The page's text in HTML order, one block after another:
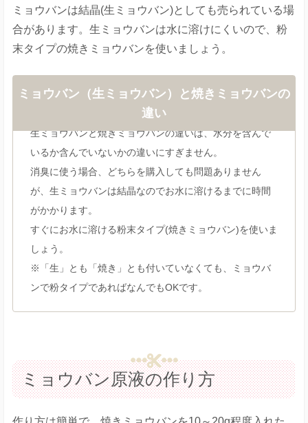
ミョウバンは結晶(生ミョウバン)としても売られている場
合があります。生ミョウバンは水に溶けにくいので、粉
末タイプの焼きミョウバンを使いましょう。
ミョウバン（生ミョウバン）と焼きミョウバンの
違い
生ミョウバンと焼きミョウバンの違いは、水分を含んで
いるか含んでいないかの違いにすぎません。
消臭に使う場合、どちらを購入しても問題ありません
が、生ミョウバンは結晶なのでお水に溶けるまでに時間
がかかります。
すぐにお水に溶ける粉末タイプ(焼きミョウバン)を使いま
しょう。
※「生」とも「焼き」とも付いていなくても、ミョウバ
ンで粉タイプであればなんでもOKです。
ミョウバン原液の作り方